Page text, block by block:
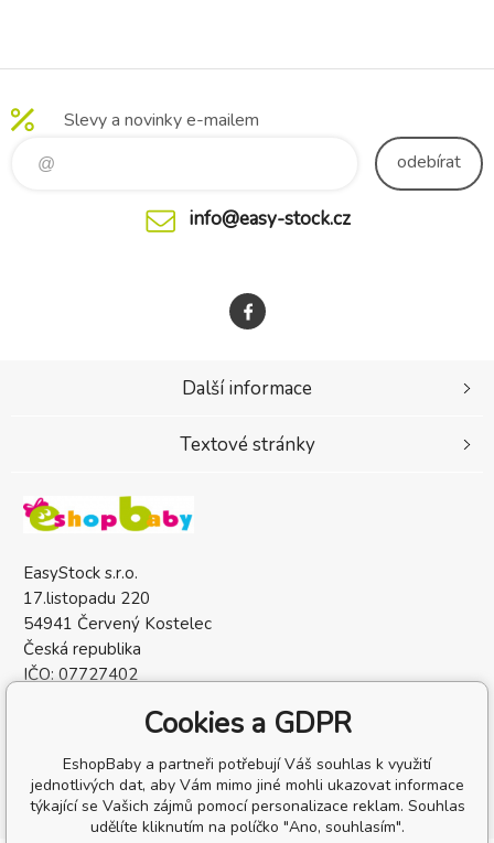
Slevy a novinky e-mailem
odebírat
info@easy-stock.cz
EasyStock s.r.o.
17.listopadu 220
54941 Červený Kostelec
Česká republika
IČO: 07727402
Další informace
Textové stránky
Cookies a GDPR
EshopBaby a partneři potřebují Váš souhlas k využití
jednotlivých dat, aby Vám mimo jiné mohli ukazovat informace
týkající se Vašich zájmů pomocí personalizace reklam. Souhlas
udělíte kliknutím na políčko "Ano, souhlasím".